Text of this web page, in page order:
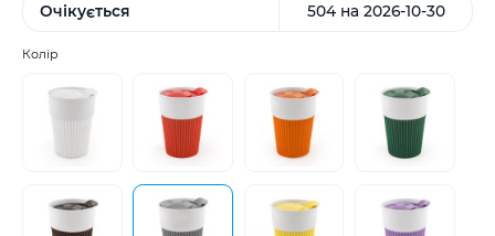
Очікується 504 на 2026-10-30
Колір